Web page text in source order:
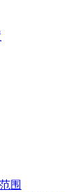
围